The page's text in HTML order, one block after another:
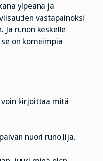
ylpeänä ja
vastapainoksi
Ja runon keskelle
on komeimpia
kirjoittaa mitä
nuori runoilija.